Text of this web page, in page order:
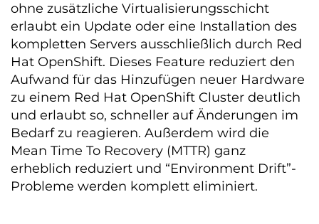
ohne zusätzliche Virtualisierungsschicht
erlaubt ein Update oder eine Installation des
kompletten Servers ausschließlich durch Red
Hat OpenShift. Dieses Feature reduziert den
Aufwand für das Hinzufügen neuer Hardware
zu einem Red Hat OpenShift Cluster deutlich
und erlaubt so, schneller auf Änderungen im
Bedarf zu reagieren. Außerdem wird die
Mean Time To Recovery (MTTR) ganz
erheblich reduziert und “Environment Drift”-
Probleme werden komplett eliminiert.